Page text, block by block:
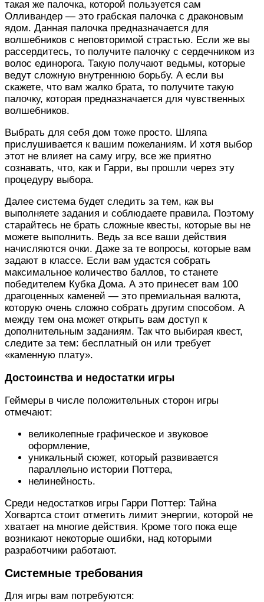
такая же палочка, которой пользуется сам
Олливандер — это грабская палочка с драконовым
ядом. Данная палочка предназначается для
волшебников с неповторимой страстью. Если же вы
рассердитесь, то получите палочку с сердечником из
волос единорога. Такую получают ведьмы, которые
ведут сложную внутреннюю борьбу. А если вы
скажете, что вам жалко брата, то получите такую
палочку, которая предназначается для чувственных
волшебников.
Выбрать для себя дом тоже просто. Шляпа
прислушивается к вашим пожеланиям. И хотя выбор
этот не влияет на саму игру, все же приятно
сознавать, что, как и Гарри, вы прошли через эту
процедуру выбора.
Далее система будет следить за тем, как вы
выполняете задания и соблюдаете правила. Поэтому
старайтесь не брать сложные квесты, которые вы не
можете выполнить. Ведь за все ваши действия
начисляются очки. Даже за те вопросы, которые вам
задают в классе. Если вам удастся собрать
максимальное количество баллов, то станете
победителем Кубка Дома. А это принесет вам 100
драгоценных каменей — это премиальная валюта,
которую очень сложно собрать другим способом. А
между тем она может открыть вам доступ к
дополнительным заданиям. Так что выбирая квест,
следите за тем: бесплатный он или требует
«каменную плату».
Достоинства и недостатки игры
Геймеры в числе положительных сторон игры
отмечают:
великолепные графическое и звуковое
оформление,
уникальный сюжет, который развивается
параллельно истории Поттера,
нелинейность.
Среди недостатков игры Гарри Поттер: Тайна
Хогвартса стоит отметить лимит энергии, которой не
хватает на многие действия. Кроме того пока еще
возникают некоторые ошибки, над которыми
разработчики работают.
Системные требования
Для игры вам потребуются: